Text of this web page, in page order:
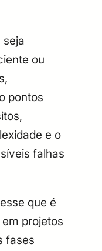
seja
ou
pontos
e o
falhas
que é
projetos
fases